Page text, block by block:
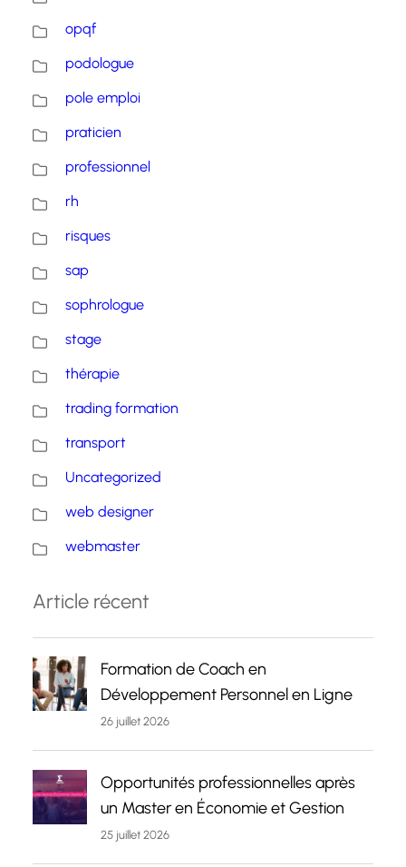
opqf
podologue
pole emploi
praticien
professionnel
rh
risques
sap
sophrologue
stage
thérapie
trading formation
transport
Uncategorized
web designer
webmaster
Article récent
Formation de Coach en
Développement Personnel en Ligne
26 juillet 2026
Opportunités professionnelles après
un Master en Économie et Gestion
25 juillet 2026